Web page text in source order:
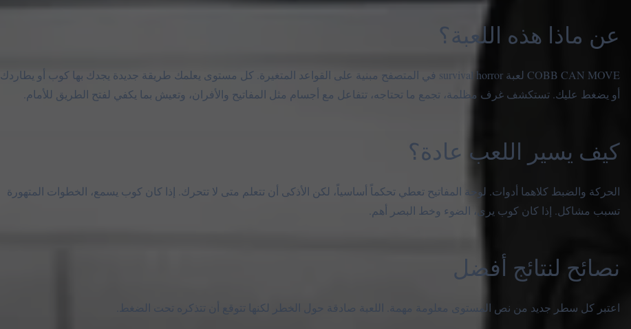
عن ماذا هذه اللعبة؟
COBB CAN MOVE لعبة survival horror في المتصفح مبنية على القواعد المتغيرة. كل مستوى يعلمك طريقة جديدة يجدك بها كوب أو يطاردك
أو يضغط عليك. تستكشف غرف مظلمة، تجمع ما تحتاجه، تتفاعل مع أجسام مثل المفاتيح والأفران، وتعيش بما يكفي لفتح الطريق للأمام.
كيف يسير اللعب عادة؟
الحركة والضبط كلاهما أدوات. لوحة المفاتيح تعطي تحكماً أساسياً، لكن الأذكى أن تتعلم متى لا تتحرك. إذا كان كوب يسمع، الخطوات المتهورة
تسبب مشاكل. إذا كان كوب يرى، الضوء وخط البصر أهم.
نصائح لنتائج أفضل
اعتبر كل سطر جديد من نص المستوى معلومة مهمة. اللعبة صادقة حول الخطر لكنها تتوقع أن تتذكره تحت الضغط.